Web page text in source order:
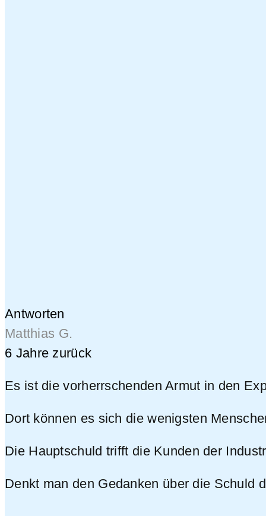
Antworten
Matthias G.
6 Jahre zurück
Es ist die vorherrschenden Armut in den
Dort können es sich die wenigsten
Die Hauptschuld trifft die Kunden der
Denkt man den Gedanken über die Schuld